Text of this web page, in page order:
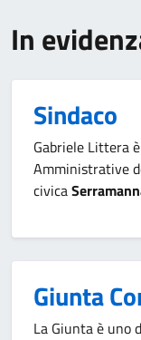
In
Sindaco
Gabriele Littera
Amministrative
civica
Giunta
La Giunta è uno